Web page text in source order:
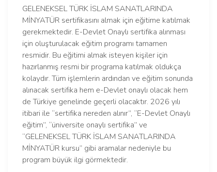
GELENEKSEL TÜRK İSLAM SANATLARINDA
MİNYATÜR sertifikasını almak için eğitime katılmak
gerekmektedir. E-Devlet Onaylı sertifika alınması
için oluşturulacak eğitim programı tamamen
resmidir. Bu eğitimi almak isteyen kişiler için
hazırlanmış resmi bir programa katılmak oldukça
kolaydır. Tüm işlemlerin ardından ve eğitim sonunda
alınacak sertifika hem e-Devlet onaylı olacak hem
de Türkiye genelinde geçerli olacaktır. 2026 yılı
itibari ile “sertifika nereden alınır”, “E-Devlet Onaylı
eğitim”, “üniversite onaylı sertifika” ve
“GELENEKSEL TÜRK İSLAM SANATLARINDA
MİNYATÜR kursu” gibi aramalar nedeniyle bu
program büyük ilgi görmektedir.